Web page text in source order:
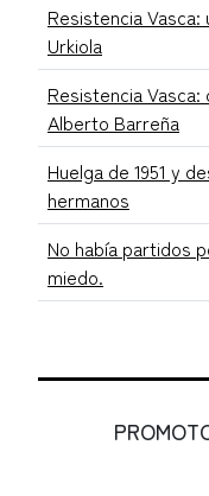
Resistencia Vasca:
Urkiola
Resistencia
Alberto Barreña
Huelga de 1951 y
hermanos
No había partidos
miedo.